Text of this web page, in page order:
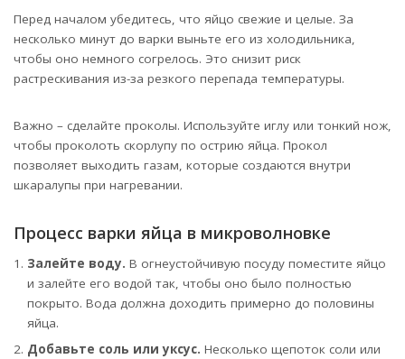
Перед началом убедитесь, что яйцо свежие и целые. За
несколько минут до варки выньте его из холодильника,
чтобы оно немного согрелось. Это снизит риск
растрескивания из-за резкого перепада температуры.
Важно – сделайте проколы. Используйте иглу или тонкий нож,
чтобы проколоть скорлупу по острию яйца. Прокол
позволяет выходить газам, которые создаются внутри
шкаралупы при нагревании.
Процесс варки яйца в микроволновке
Залейте воду. В огнеустойчивую посуду поместите яйцо
и залейте его водой так, чтобы оно было полностью
покрыто. Вода должна доходить примерно до половины
яйца.
Добавьте соль или уксус. Несколько щепоток соли или